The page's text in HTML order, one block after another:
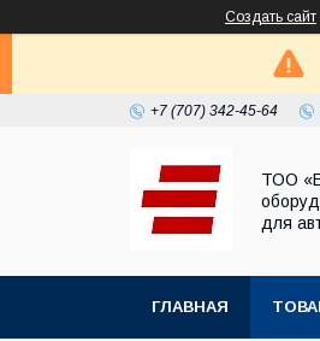
Создать сайт
+7 (707) 342-45-64
ТОО
для
ГЛАВНАЯ